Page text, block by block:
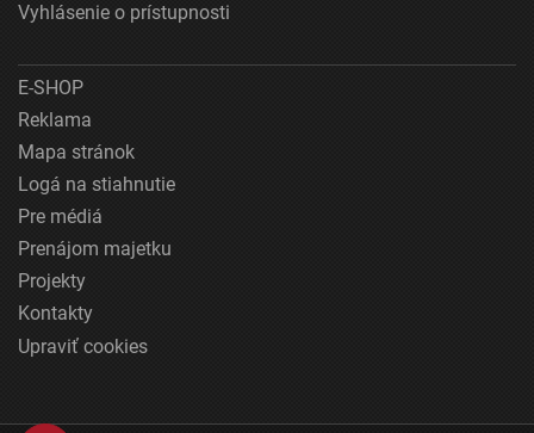
Vyhlásenie o prístupnosti
E-SHOP
Reklama
Mapa stránok
Logá na stiahnutie
Pre médiá
Prenájom majetku
Projekty
Kontakty
Upraviť cookies